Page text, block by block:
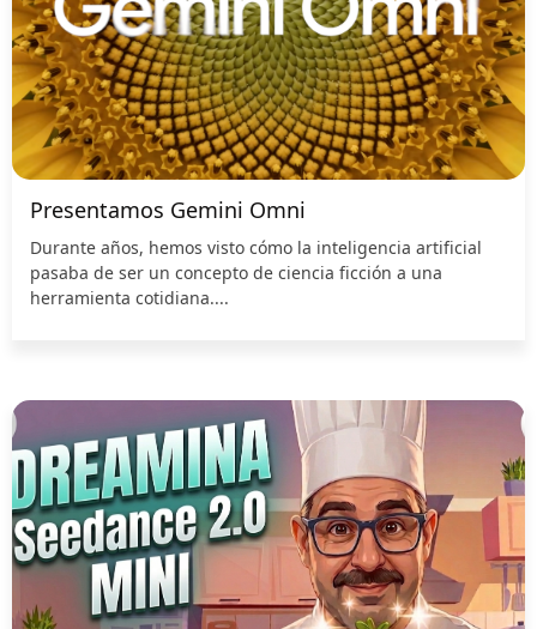
Presentamos Gemini Omni
Durante años, hemos visto cómo la inteligencia artificial
pasaba de ser un concepto de ciencia ficción a una
herramienta cotidiana....